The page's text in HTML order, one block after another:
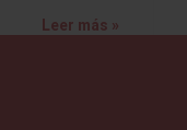
Leer más »